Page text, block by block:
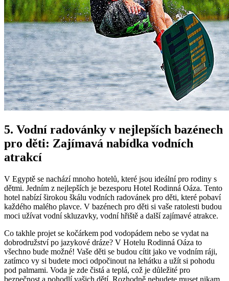
5. Vodní radovánky v nejlepších bazénech
pro děti: Zajímavá nabídka vodních
atrakcí
V Egyptě se nachází mnoho hotelů, které jsou ideální pro rodiny s
dětmi. Jedním z nejlepších je bezesporu Hotel Rodinná Oáza. Tento
hotel nabízí širokou škálu vodních radovánek pro děti, které pobaví
každého malého plavce. V bazénech pro děti si vaše ratolesti budou
moci užívat vodní skluzavky, vodní hřiště a další zajímavé atrakce.
Co takhle projet se kočárkem pod vodopádem nebo se vydat na
dobrodružství po jazykové dráze? V Hotelu Rodinná Oáza to
všechno bude možné! Vaše děti se budou cítit jako ve vodním ráji,
zatímco vy si budete moci odpočinout na lehátku a užít si pohodu
pod palmami. Voda je zde čistá a teplá, což je důležité pro
bezpečnost a pohodlí vašich dětí. Rozhodně nebudete muset nikam